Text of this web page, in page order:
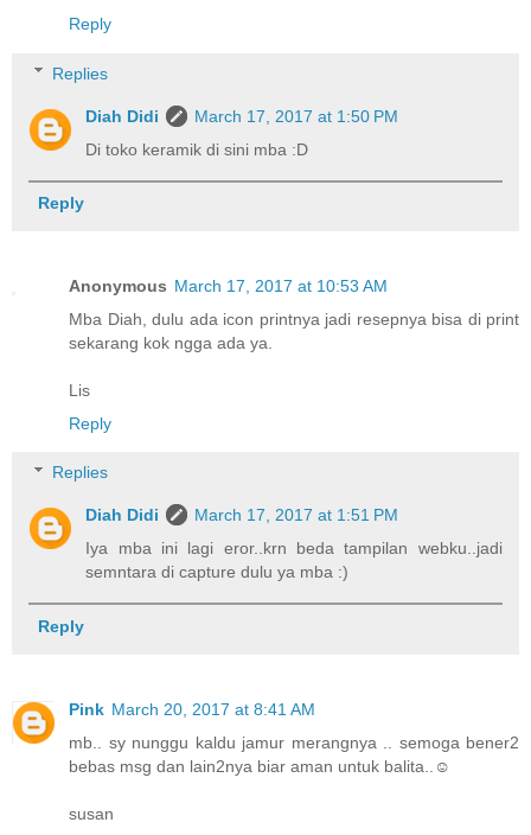
Reply
Replies
Diah Didi
March 17, 2017 at 1:50 PM
Di toko keramik di sini mba :D
Reply
Anonymous March 17, 2017 at 10:53 AM
Mba Diah, dulu ada icon printnya jadi resepnya bisa di print
sekarang kok ngga ada ya.
Lis
Reply
Replies
Diah Didi
March 17, 2017 at 1:51 PM
Iya mba ini lagi eror..krn beda tampilan webku..jadi
semntara di capture dulu ya mba :)
Reply
Pink March 20, 2017 at 8:41 AM
mb.. sy nunggu kaldu jamur merangnya .. semoga bener2
bebas msg dan lain2nya biar aman untuk balita..☺
susan